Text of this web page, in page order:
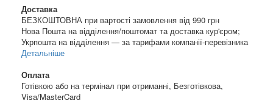
Доставка
БЕЗКОШТОВНА при вартості замовлення від 990 грн
Нова Пошта на відділення/поштомат та доставка кур'єром;
Укрпошта на відділення — за тарифами компанії-перевізника
Детальніше
Оплата
Готівкою або на термінал при отриманні, Безготівкова,
Visa/MasterCard